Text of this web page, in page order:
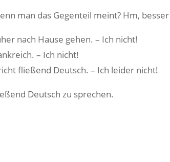
man das Gegenteil meint? Hm, besser
nach Hause gehen. – Ich nicht!
– Ich nicht!
fließend Deutsch. – Ich leider nicht!
Deutsch zu sprechen.